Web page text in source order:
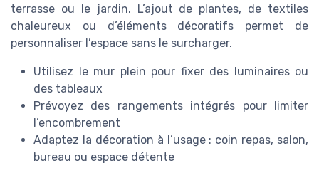
terrasse ou le jardin. L’ajout de plantes, de textiles
chaleureux ou d’éléments décoratifs permet de
personnaliser l’espace sans le surcharger.
Utilisez le mur plein pour fixer des luminaires ou
des tableaux
Prévoyez des rangements intégrés pour limiter
l’encombrement
Adaptez la décoration à l’usage : coin repas, salon,
bureau ou espace détente